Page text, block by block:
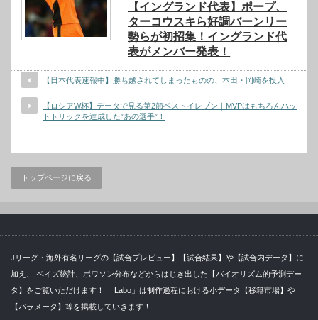
【イングランド代表】ポープ、
ターコウスキら好調バーンリー
勢らが初招集！イングランド代
表がメンバー発表！
【日本代表速報中】勝ち越されてしまったものの、本田・岡崎を投入
【ロシアW杯】データで見る第2節ベストイレブン｜MVPはもちろんハッ
トトリックを達成した”あの選手”！
トップページに戻る
Jリーグ・海外有名リーグの【試合プレビュー】【試合結果】や【試合内データ】に
加え、 ベイズ統計、ポワソン分布などからはじき出した【バイオリズム的予測デー
タ】をご覧いただけます！ 「Labo」は制作過程における小データ【移籍市場】や
【パラメータ】等を掲載していきます！